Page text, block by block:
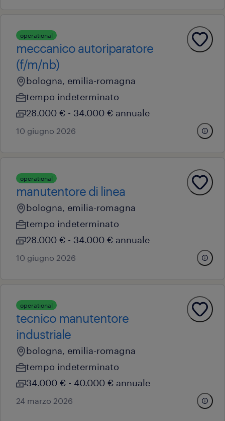
operational
meccanico autoriparatore
(f/m/nb)
bologna, emilia-romagna
tempo indeterminato
28.000 € - 34.000 € annuale
10 giugno 2026
operational
manutentore di linea
bologna, emilia-romagna
tempo indeterminato
28.000 € - 34.000 € annuale
10 giugno 2026
operational
tecnico manutentore
industriale
bologna, emilia-romagna
tempo indeterminato
34.000 € - 40.000 € annuale
24 marzo 2026